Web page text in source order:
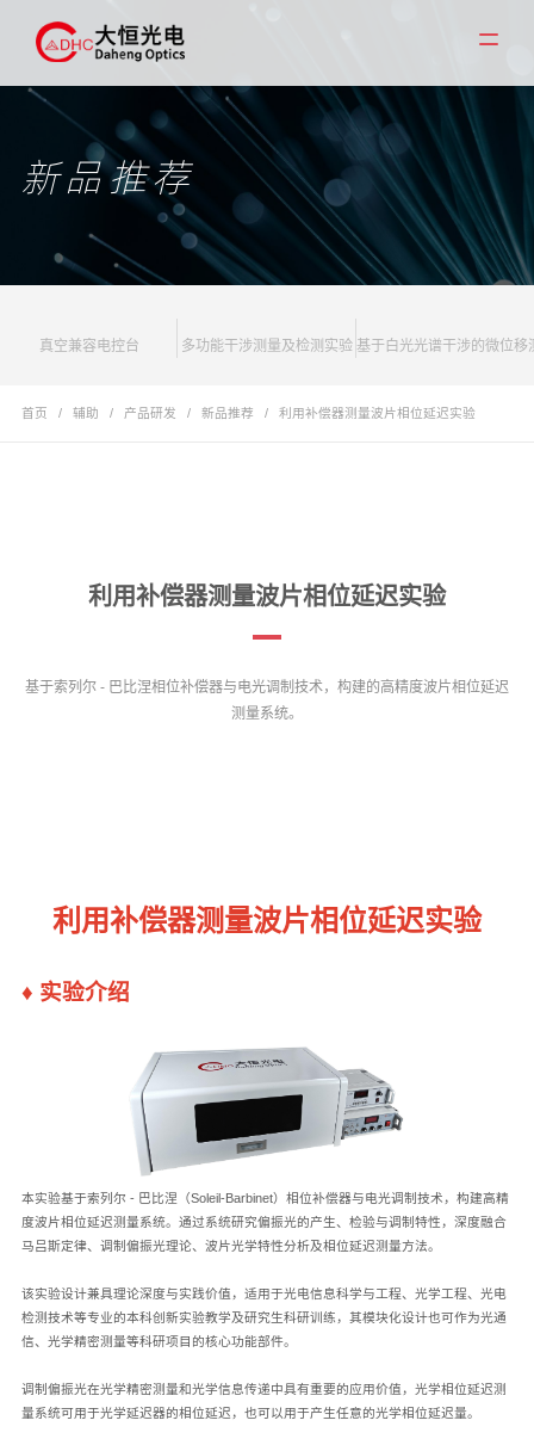
新品推荐
真空兼容电控台 多功能干涉测量及检测实验 基于白光光谱干涉的微位移
首页 / 辅助 / 产品研发 / 新品推荐 / 利用补偿器测量波片相位延迟实验
利用补偿器测量波片相位延迟实验
基于索列尔 - 巴比涅相位补偿器与电光调制技术，构建的高精度波片相位延迟
测量系统。
利用补偿器测量波片相位延迟实验
♦ 实验介绍
本实验基于索列尔 - 巴比涅（Soleil-Barbinet）相位补偿器与电光调制技术，构建高精
度波片相位延迟测量系统。通过系统研究偏振光的产生、检验与调制特性，深度融合
马吕斯定律、调制偏振光理论、波片光学特性分析及相位延迟测量方法。
该实验设计兼具理论深度与实践价值，适用于光电信息科学与工程、光学工程、光电
检测技术等专业的本科创新实验教学及研究生科研训练，其模块化设计也可作为光通
信、光学精密测量等科研项目的核心功能部件。
调制偏振光在光学精密测量和光学信息传递中具有重要的应用价值，光学相位延迟测
量系统可用于光学延迟器的相位延迟，也可以用于产生任意的光学相位延迟量。